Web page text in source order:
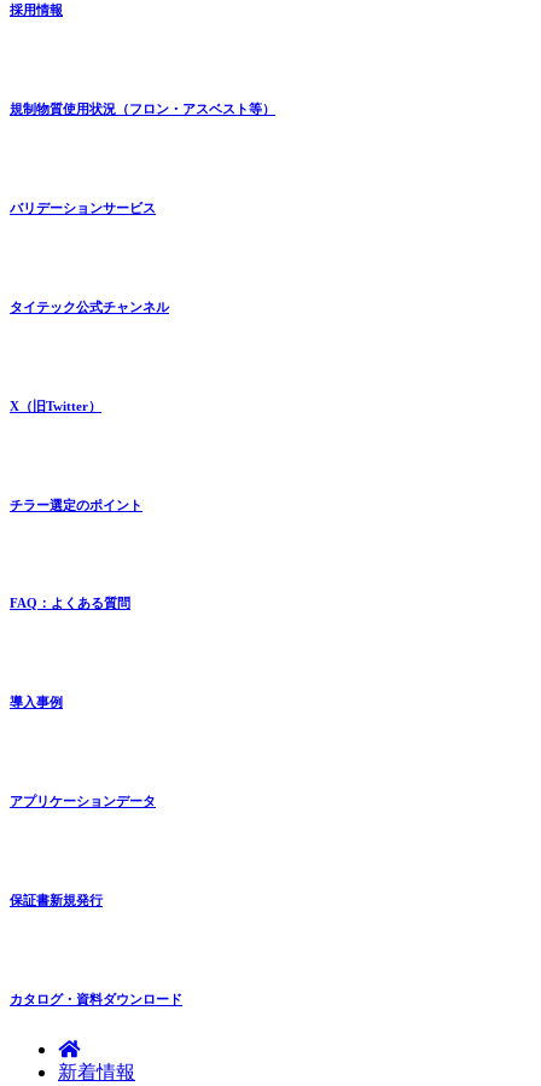
採用情報
規制物質使用状況（フロン・アスベスト等）
バリデーションサービス
タイテック公式チャンネル
X（旧Twitter）
チラー選定のポイント
FAQ：よくある質問
導入事例
アプリケーションデータ
保証書新規発行
カタログ・資料ダウンロード
新着情報